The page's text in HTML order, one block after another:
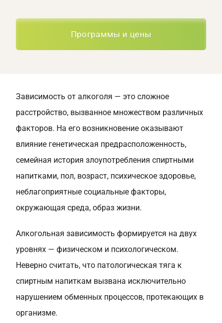
Программы и цены
Зависимость от алкоголя — это сложное
расстройство, вызванное множеством различных
факторов. На его возникновение оказывают
влияние генетическая предрасположенность,
семейная история злоупотребления спиртными
напитками, пол, возраст, психическое здоровье,
неблагоприятные социальные факторы,
окружающая среда, образ жизни.
Алкогольная зависимость формируется на двух
уровнях — физическом и психологическом.
Неверно считать, что патологическая тяга к
спиртным напиткам вызвана исключительно
нарушением обменных процессов, протекающих в
организме.